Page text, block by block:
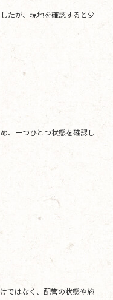
たが、現地を確認すると少
、一つひとつ状態を確認し
ではなく、配管の状態や施